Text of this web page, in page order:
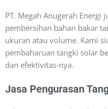
PT. Megah Anugerah Energi
pembersihan bahan bakar
ukuran atau volume. Kami
pembaharuan tangki solar
dan efektivitas-nya.
Jasa Pengurasan